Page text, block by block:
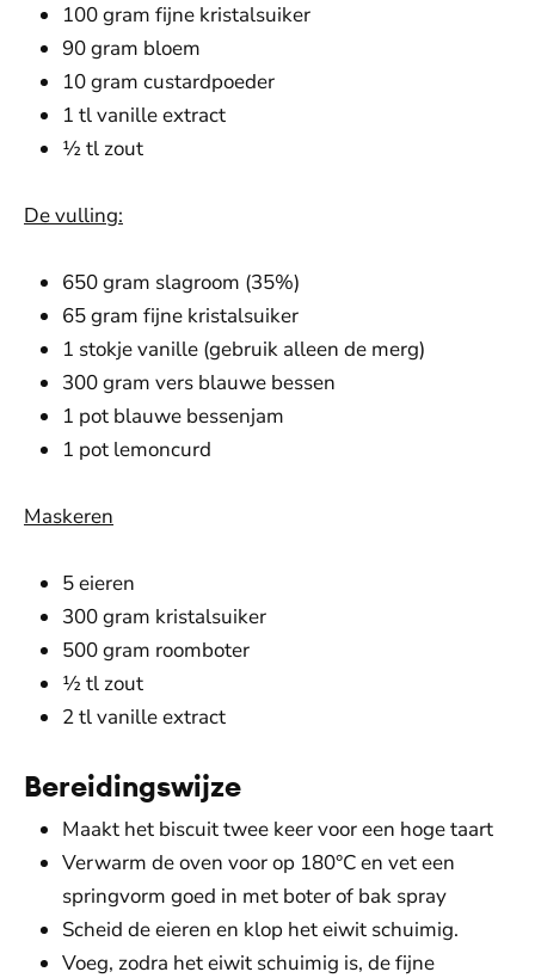
100 gram fijne kristalsuiker
90 gram bloem
10 gram custardpoeder
1 tl vanille extract
½ tl zout
De vulling:
650 gram slagroom (35%)
65 gram fijne kristalsuiker
1 stokje vanille (gebruik alleen de merg)
300 gram vers blauwe bessen
1 pot blauwe bessenjam
1 pot lemoncurd
Maskeren
5 eieren
300 gram kristalsuiker
500 gram roomboter
½ tl zout
2 tl vanille extract
Bereidingswijze
Maakt het biscuit twee keer voor een hoge taart
Verwarm de oven voor op 180°C en vet een
springvorm goed in met boter of bak spray
Scheid de eieren en klop het eiwit schuimig.
Voeg, zodra het eiwit schuimig is, de fijne